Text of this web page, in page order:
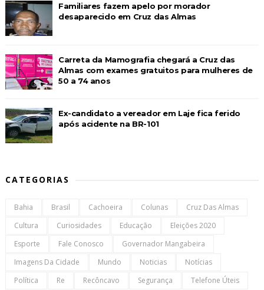
Familiares fazem apelo por morador
desaparecido em Cruz das Almas
Carreta da Mamografia chegará a Cruz das
Almas com exames gratuitos para mulheres de
50 a 74 anos
Ex-candidato a vereador em Laje fica ferido
após acidente na BR-101
CATEGORIAS
Bahia Brasil Cachoeira Colunas
Cruz Das Almas
Cultura
Curiosidades Educação
Eleições 2020
Esporte
Fale Conosco
Governador Mangabeira
Imagens Da Cidade
Mundo Noticias
Notícias
Política
Re Recôncavo Segurança
Telefone Úteis